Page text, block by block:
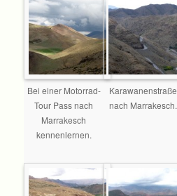
Bei einer Motorrad-
Tour Pass nach
Marrakesch
kennenlernen.
Karawanenstraße
nach Marrakesch.